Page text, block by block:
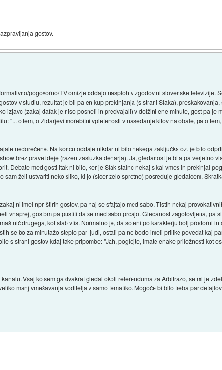
gostov.
pogovorno/TV omizje oddajo nasploh v zgodovini slovenske televizije.
v studiu, rezultat je bil pa en kup prekinjanja (s strani Slaka), preskakovanja,
izjavo (zakaj dafak je niso posneli in predvajali) v dolžini ene minute, gost pa je
"... o tem, o Zidarjevi morebitni vpletenosti v nasedanje kitov na obale, pa o
nedorečene. Na koncu oddaje nikdar ni bilo nekega zaključka oz. je bilo
brez prave ideje (razen zaslužka denarja). Ja, gledanost je bila pa verjetno
Debate med gosti itak ni bilo, ker je Slak stalno nekaj sikal vmes in prekinjal
sam želi ustvariti neko sliko, ki jo (sicer zelo spretno) posreduje gledalcem.
ni imel npr. štirih gostov, pa naj se sfajtajo med sabo. Tistih nekaj
vnaprej, gostom pa pustiti da se med sabo prcajo. Gledanost zagotovljena, pa
nič drugega, kot slab vtis. Normalno je, da so eni po karakterju bolj prodorni in
se bo za minutažo steplo par ljudi, ostali pa ne bodo imeli prilike povedat kaj
s strani gostov kdaj take pripombe: "Jah, poglejte, imate enake priložnosti kot
Vsaj ko sem ga dvakrat gledal okoli referenduma za Arbitražo, se mi je
manj vmešavanja voditelja v samo tematiko. Mogoče bi bilo treba par